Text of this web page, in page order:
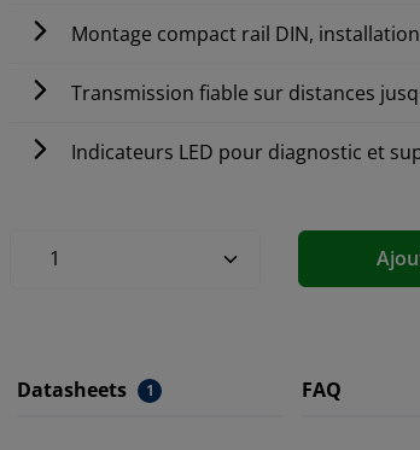
Montage compact rail DIN,
Transmission fiable sur distances
Indicateurs LED pour diagnostic et
Datasheets 1 FAQ